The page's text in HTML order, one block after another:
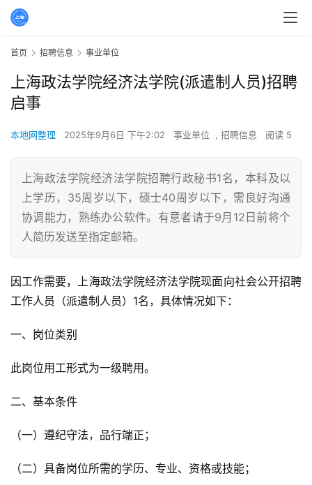
首页 招聘信息 事业单位
上海政法学院经济法学院(派遣制人员)招聘
启事
本地网整理 2025年9月6日 下午2:02 事业单位 , 招聘信息 阅读 5
上海政法学院经济法学院招聘行政秘书1名，本科及以
上学历，35周岁以下，硕士40周岁以下，需良好沟通
协调能力，熟练办公软件。有意者请于9月12日前将个
人简历发送至指定邮箱。
因工作需要，上海政法学院经济法学院现面向社会公开招聘
工作人员（派遣制人员）1名，具体情况如下：
一、岗位类别
此岗位用工形式为一级聘用。
二、基本条件
（一）遵纪守法，品行端正；
（二）具备岗位所需的学历、专业、资格或技能；